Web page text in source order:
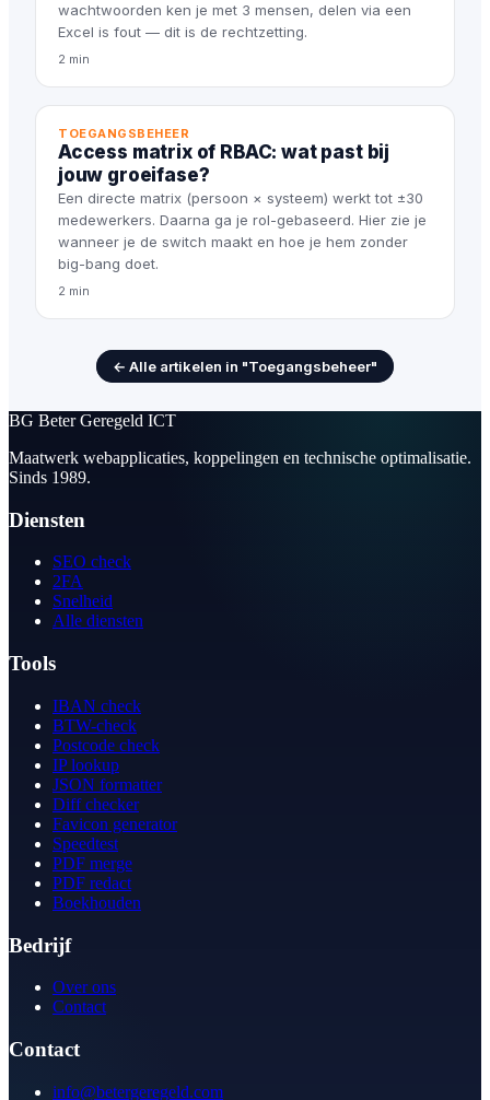
wachtwoorden ken je met 3 mensen, delen via een
Excel is fout — dit is de rechtzetting.
2 min
TOEGANGSBEHEER
Access matrix of RBAC: wat past bij
jouw groeifase?
Een directe matrix (persoon × systeem) werkt tot ±30
medewerkers. Daarna ga je rol-gebaseerd. Hier zie je
wanneer je de switch maakt en hoe je hem zonder
big-bang doet.
2 min
← Alle artikelen in "Toegangsbeheer"
BG Beter Geregeld ICT
Maatwerk webapplicaties, koppelingen en technische optimalisatie.
Sinds 1989.
Diensten
SEO check
2FA
Snelheid
Alle diensten
Tools
IBAN check
BTW-check
Postcode check
IP lookup
JSON formatter
Diff checker
Favicon generator
Speedtest
PDF merge
PDF redact
Boekhouden
Bedrijf
Over ons
Contact
Contact
info@betergeregeld.com